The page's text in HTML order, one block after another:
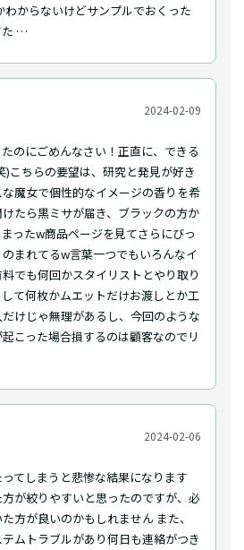
からないけどサンプルでおくった
た …
2024-02-09
のにごめんなさい！正直に、できる
)こちらの要望は、研究と発見が好き
魔女で個性的なイメージの香りを希
たら黒ミサが届き、ブラックの方か
ったw商品ページを見てさらにびっ
まれてるw言葉一つでもいろんなイ
でも何回かスタイリストとやり取り
て何枚かムエットだけお渡しとか工
けじゃ無理があるし、今回のような
こった場合損するのは顧客なのでリ
2024-02-06
てしまうと悲惨な結果になります
が絞りやすいと思ったのですが、必
方が良いのかもしれません また、
ムトラブルがあり何日も連絡がつき